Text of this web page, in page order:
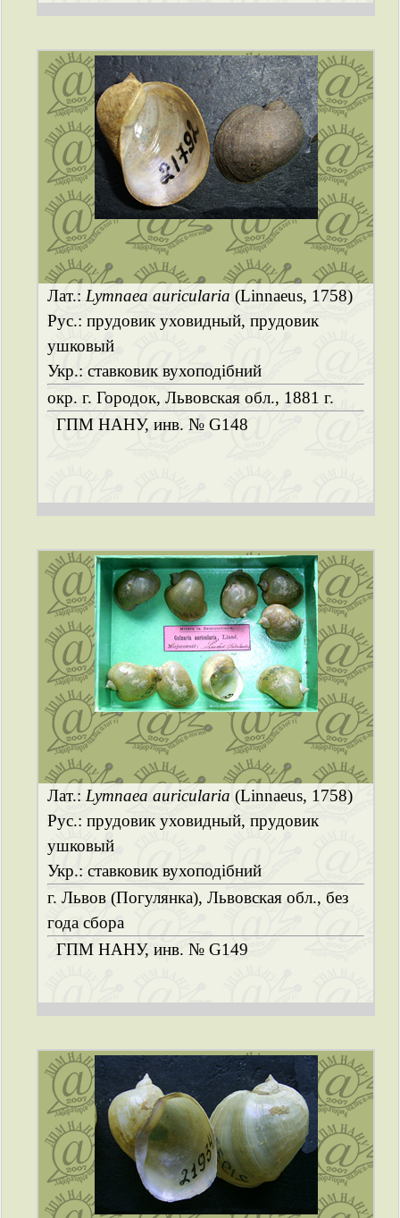
Лат.: Lymnaea auricularia (Linnaeus, 1758)
Рус.: прудовик уховидный, прудовик
ушковый
Укр.: ставковик вухоподібний
окр. г. Городок, Львовская обл., 1881 г.
ГПМ НАНУ, инв. № G148
Лат.: Lymnaea auricularia (Linnaeus, 1758)
Рус.: прудовик уховидный, прудовик
ушковый
Укр.: ставковик вухоподібний
г. Львов (Погулянка), Львовская обл., без
года сбора
ГПМ НАНУ, инв. № G149